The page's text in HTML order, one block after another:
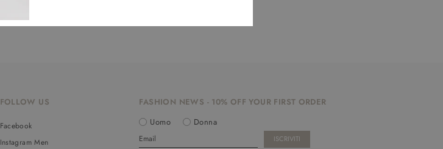
FOLLOW US
Facebook
Instagram Men
FASHION NEWS - 10% OFF YOUR FIRST ORDER
Uomo
Donna